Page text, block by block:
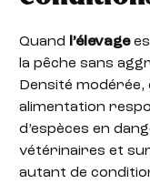
Quand l’élevage
la pêche sans
Densité modérée,
alimentation
d’espèces en
vétérinaires et
autant de